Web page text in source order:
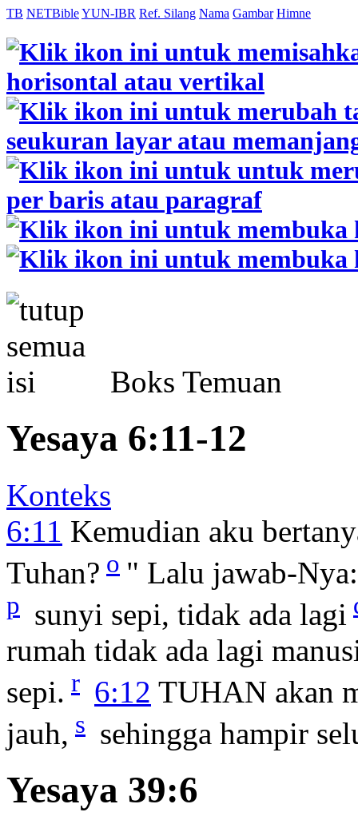
TB NETBibleYUN-IBR Ref. Silang Nama Gambar Himne
Boks Temuan
Yesaya 6:11-12
Konteks
6:11 Kemudian aku
Tuhan? o " Lalu jawab-
p sunyi sepi, tidak ada lagi
rumah tidak ada lagi
sepi. r 6:12 TUHAN akan
jauh, s sehingga hampir
Yesaya 39:6